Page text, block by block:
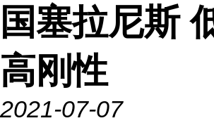
国塞拉尼斯
高刚性
2021-07-07